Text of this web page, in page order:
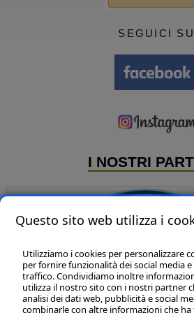
SEGUICI SU
I NOSTRI
P & B Line sas -
Questo sito web utilizza i
Utilizziamo i cookies per personalizzare
per fornire funzionalità dei social media
traffico. Condividiamo inoltre
utilizza il nostro sito con i nostri partner
analisi dei dati web, pubblicità e social
combinarle con altre informazioni che